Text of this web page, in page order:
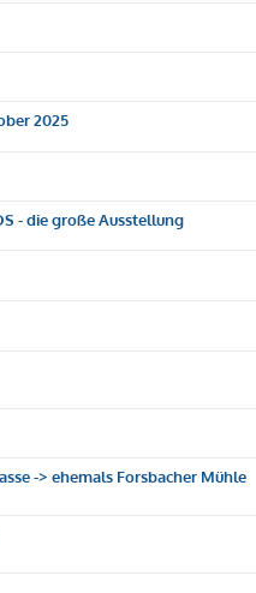
2025
- die große Ausstellung
-> ehemals Forsbacher Mühle